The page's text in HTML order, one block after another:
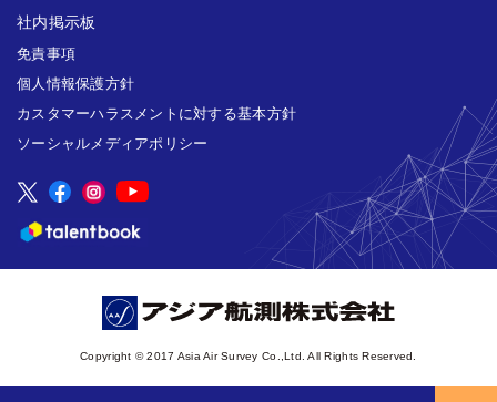
社内掲示板
免責事項
個人情報保護方針
カスタマーハラスメントに対する基本方針
ソーシャルメディアポリシー
Copyright © 2017 Asia Air Survey Co.,Ltd. All Rights Reserved.